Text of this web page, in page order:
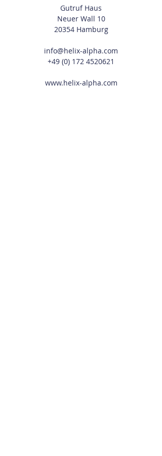
Gutruf Haus
Neuer Wall 10
20354 Hamburg
info@helix-alpha.com
+49 (0) 172 4520621
www.helix-alpha.com